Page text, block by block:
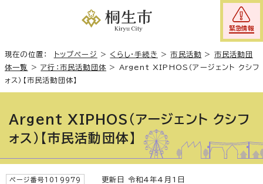
緊急情報
現在の位置： トップページ > くらし・手続き >市民活動 > 市民活動団
体一覧
>ア行：市民活動団体 >
Argent XIPHOS（アージェント クシフ
ォス）【市民活動団体】
Argent XIPHOS（アージェント クシフ
ォス）【市民活動団体】
ページ番号1019979 更新日 令和4年4月1日